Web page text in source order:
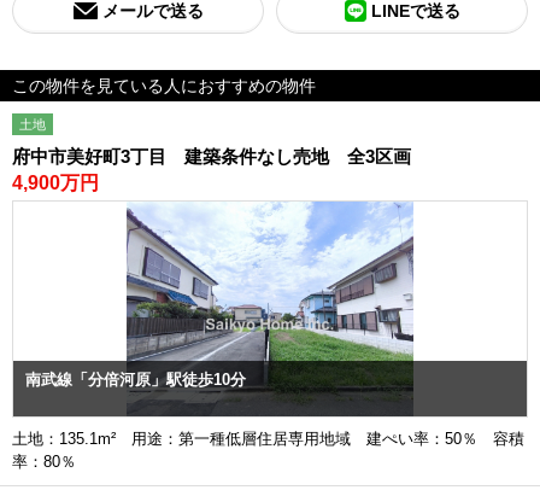
メールで送る LINEで送る
この物件を見ている人におすすめの物件
土地
府中市美好町3丁目 建築条件なし売地 全3区画
4,900万円
南武線「分倍河原」駅徒歩10分
土地：135.1m² 用途：第一種低層住居専用地域 建ぺい率：50％ 容積
率：80％